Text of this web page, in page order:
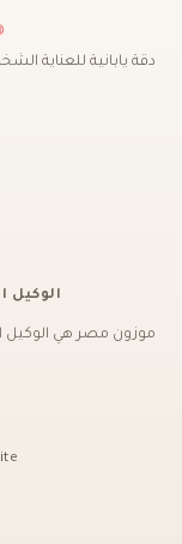
دقة يابانية للعناية
الوكيل